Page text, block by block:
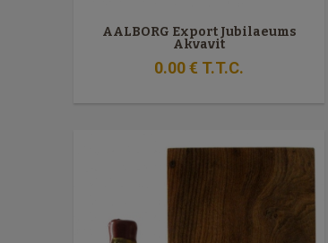
AALBORG Export Jubilaeums
Akvavit
0.00€ T.T.C.